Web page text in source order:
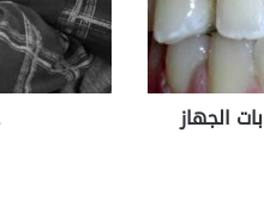
الجهاز
ل
ا
ك
ت